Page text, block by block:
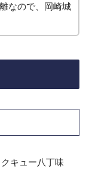
なので、岡崎城
キュー八丁味